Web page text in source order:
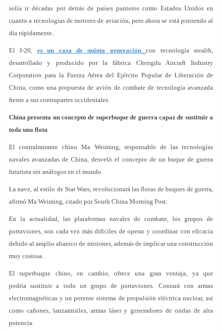
solía ir décadas por detrás de países punteros como Estados Unidos en
cuanto a tecnologías de motores de aviación, pero ahora se está poniendo al
día rápidamente.
El J-20, es un caza de quinta generación
con tecnología stealth,
desarrollado y producido por la fábrica Chengdu Aircraft Industry
Corporation para la Fuerza Aérea del Ejército Popular de Liberación de
China, como una propuesta de avión de combate de tecnología avanzada
frente a sus contrapartes occidentales.
China presenta un concepto de superbuque de guerra capaz de sustituir a
toda una flota
El contralmirante chino Ma Weiming, responsable de las tecnologías
navales avanzadas de China, desveló el concepto de un buque de guerra
futurista sin análogos en el mundo.
La nave, al estilo de Star Wars, revolucionará las flotas de buques de guerra,
afirmó Ma Weiming, citado por South China Morning Post.
En la actualidad, las plataformas navales de combate, los grupos de
portaviones, son cada vez más difíciles de operar y coordinar con eficacia
debido al amplio abanico de misiones, además de implicar una construcción
muy costosa.
El superbuque chino, en cambio, ofrece una gran ventaja, ya que
podría sustituir a todo un grupo de portaviones. Contará con armas
electromagnéticas y un potente sistema de propulsión eléctrica nuclear, así
como cañones, lanzamisiles, armas láser y generadores de ondas de alta
potencia.